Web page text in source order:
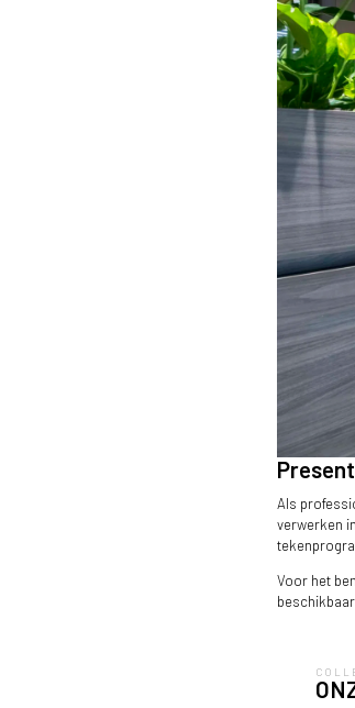
Als
verwerken
Voor het